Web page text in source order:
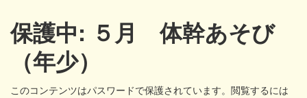
保護中: ５月 体幹あそび
（年少）
このコンテンツはパスワードで保護されています。閲覧するには